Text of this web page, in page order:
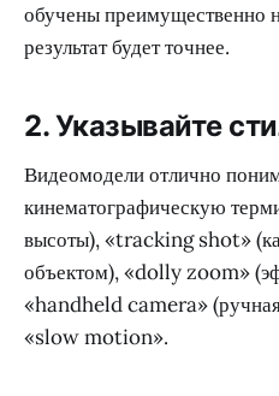
обучены преимущественно
результат будет точнее.
2. Указывайте
Видеомодели отлично
кинематографическую
высоты), «tracking shot»
объектом), «dolly zoom»
«handheld camera»
«slow motion».